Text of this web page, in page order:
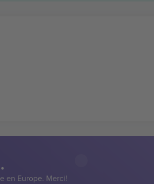
en Europe. Merci!